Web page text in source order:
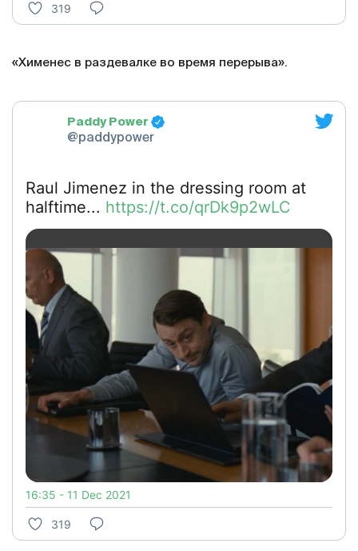
319
«Хименес в раздевалке во время перерыва».
Paddy Power
@paddypower
Raul Jimenez in the dressing room at
halftime... https://t.co/qrDk9p2wLC
16:35 - 11 Dec 2021
319